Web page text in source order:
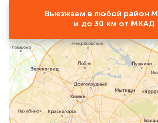
Выезжаем в любой район
и до 30 км от МКАД